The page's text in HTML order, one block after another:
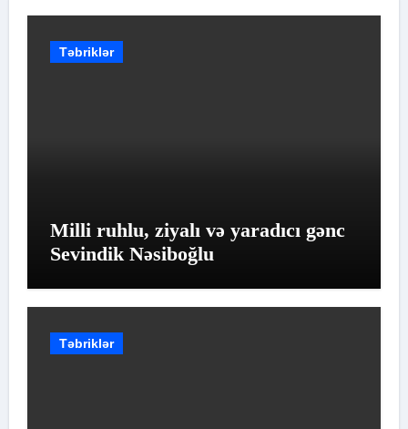
Təbriklər
Milli ruhlu, ziyalı və yaradıcı gənc
Sevindik Nəsiboğlu
Təbriklər